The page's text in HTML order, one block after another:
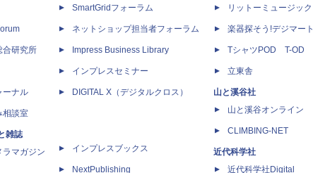
合研究所
ーナル
相談室
雑誌
ラマガジン
SmartGridフォーラム
ネットショップ担当者フォーラム
Impress Business Library
インプレスセミナー
DIGITAL X（デジタルクロス）
インプレスブックス
NextPublishing
リットーミュージック
楽器探そう!デジマート
TシャツPOD T-OD
立東舎
山と溪谷社
山と溪谷オンライン
CLIMBING-NET
近代科学社
近代科学社Digital